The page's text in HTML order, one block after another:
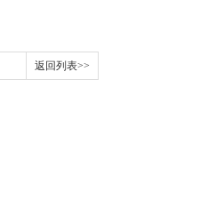
返回列表>>